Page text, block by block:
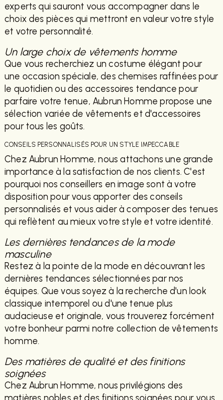
experts qui sauront vous accompagner dans le
choix des pièces qui mettront en valeur votre style
et votre personnalité.
Un large choix de vêtements homme
Que vous recherchiez un costume élégant pour
une occasion spéciale, des chemises raffinées pour
le quotidien ou des accessoires tendance pour
parfaire votre tenue, Aubrun Homme propose une
sélection variée de vêtements et d'accessoires
pour tous les goûts.
CONSEILS PERSONNALISÉS POUR UN STYLE IMPECCABLE
Chez Aubrun Homme, nous attachons une grande
importance à la satisfaction de nos clients. C'est
pourquoi nos conseillers en image sont à votre
disposition pour vous apporter des conseils
personnalisés et vous aider à composer des tenues
qui reflètent au mieux votre style et votre identité.
Les dernières tendances de la mode
masculine
Restez à la pointe de la mode en découvrant les
dernières tendances sélectionnées par nos
équipes. Que vous soyez à la recherche d'un look
classique intemporel ou d'une tenue plus
audacieuse et originale, vous trouverez forcément
votre bonheur parmi notre collection de vêtements
homme.
Des matières de qualité et des finitions
soignées
Chez Aubrun Homme, nous privilégions des